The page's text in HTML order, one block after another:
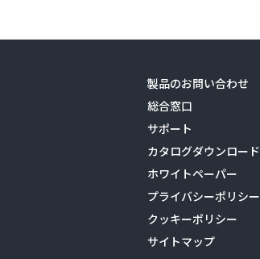
製品のお問い合わせ
総合窓口
サポート
カタログダウンロード
ホワイトペーパー
プライバシーポリシー
クッキーポリシー
サイトマップ